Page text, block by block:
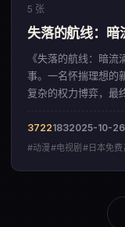
5 张
失落的航线：暗
《失落的航线：暗
事。一名怀揣理想的
复杂的权力博弈，最
37221832025-10-26
#动漫#电视剧#日本免